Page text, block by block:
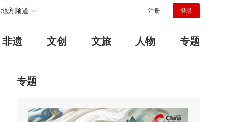
地方频道 注册 登录
非遗 文创 文旅 人物 专题
专题